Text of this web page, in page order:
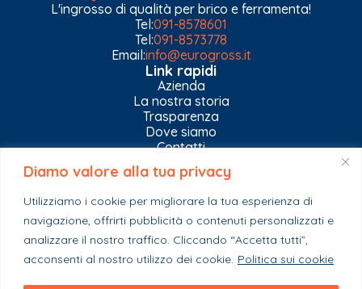
Diamo valore alla tua privacy
Utilizziamo i cookie per migliorare la tua esperienza di
navigazione, offrirti pubblicità o contenuti personalizzati e
analizzare il nostro traffico. Cliccando “Accetta tutti”,
acconsenti al nostro utilizzo dei cookie. Politica sui cookie
L'ingrosso di qualità per brico e ferramenta!
Tel:091-8578601
Tel:091-8573778
Email:info@eurogross.it
Link rapidi
Azienda
La nostra storia
Trasparenza
Dove siamo
Contatti
Privacy Policy
Gestisci impostazioni Cookies
Esplora il catalogo
Casa
Ferramenta & Co.
Giardino e agricoltura